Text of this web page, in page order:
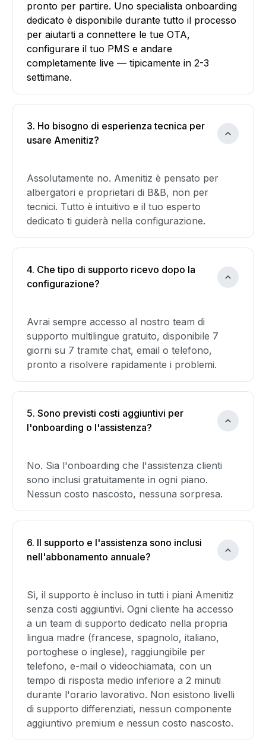
pronto per partire. Uno specialista onboarding
dedicato è disponibile durante tutto il processo
per aiutarti a connettere le tue OTA,
configurare il tuo PMS e andare
completamente live — tipicamente in 2-3
settimane.
3. Ho bisogno di esperienza tecnica per
usare Amenitiz?
Assolutamente no. Amenitiz è pensato per
albergatori e proprietari di B&B, non per
tecnici. Tutto è intuitivo e il tuo esperto
dedicato ti guiderà nella configurazione.
4. Che tipo di supporto ricevo dopo la
configurazione?
Avrai sempre accesso al nostro team di
supporto multilingue gratuito, disponibile 7
giorni su 7 tramite chat, email o telefono,
pronto a risolvere rapidamente i problemi.
5. Sono previsti costi aggiuntivi per
l'onboarding o l'assistenza?
No. Sia l'onboarding che l'assistenza clienti
sono inclusi gratuitamente in ogni piano.
Nessun costo nascosto, nessuna sorpresa.
6. Il supporto e l'assistenza sono inclusi
nell'abbonamento annuale?
Sì, il supporto è incluso in tutti i piani Amenitiz
senza costi aggiuntivi. Ogni cliente ha accesso
a un team di supporto dedicato nella propria
lingua madre (francese, spagnolo, italiano,
portoghese o inglese), raggiungibile per
telefono, e-mail o videochiamata, con un
tempo di risposta medio inferiore a 2 minuti
durante l'orario lavorativo. Non esistono livelli
di supporto differenziati, nessun componente
aggiuntivo premium e nessun costo nascosto.